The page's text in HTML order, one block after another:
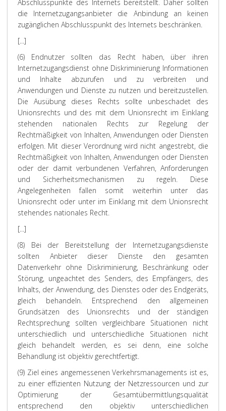
Abschlusspunkte des Internets bereitstellt. Daher sollten
die Internetzugangsanbieter die Anbindung an keinen
zugänglichen Abschlusspunkt des Internets beschränken.
[...]
(6) Endnutzer sollten das Recht haben, über ihren
Internetzugangsdienst ohne Diskriminierung Informationen
und Inhalte abzurufen und zu verbreiten und
Anwendungen und Dienste zu nutzen und bereitzustellen.
Die Ausübung dieses Rechts sollte unbeschadet des
Unionsrechts und des mit dem Unionsrecht im Einklang
stehenden nationalen Rechts zur Regelung der
Rechtmäßigkeit von Inhalten, Anwendungen oder Diensten
erfolgen. Mit dieser Verordnung wird nicht angestrebt, die
Rechtmäßigkeit von Inhalten, Anwendungen oder Diensten
oder der damit verbundenen Verfahren, Anforderungen
und Sicherheitsmechanismen zu regeln. Diese
Angelegenheiten fallen somit weiterhin unter das
Unionsrecht oder unter im Einklang mit dem Unionsrecht
stehendes nationales Recht.
[...]
(8) Bei der Bereitstellung der Internetzugangsdienste
sollten Anbieter dieser Dienste den gesamten
Datenverkehr ohne Diskriminierung, Beschränkung oder
Störung, ungeachtet des Senders, des Empfängers, des
Inhalts, der Anwendung, des Dienstes oder des Endgeräts,
gleich behandeln. Entsprechend den allgemeinen
Grundsätzen des Unionsrechts und der ständigen
Rechtsprechung sollten vergleichbare Situationen nicht
unterschiedlich und unterschiedliche Situationen nicht
gleich behandelt werden, es sei denn, eine solche
Behandlung ist objektiv gerechtfertigt.
(9) Ziel eines angemessenen Verkehrsmanagements ist es,
zu einer effizienten Nutzung der Netzressourcen und zur
Optimierung der Gesamtübermittlungsqualität
entsprechend den objektiv unterschiedlichen